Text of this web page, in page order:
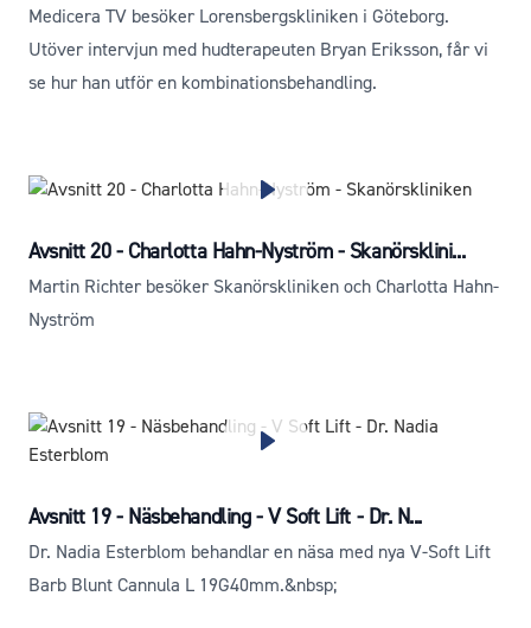
Medicera TV besöker Lorensbergskliniken i Göteborg.
Utöver intervjun med hudterapeuten Bryan Eriksson, får vi
se hur han utför en kombinationsbehandling.
Avsnitt 20 - Charlotta Hahn-Nyström - Skanörsklini...
Martin Richter besöker Skanörskliniken och Charlotta Hahn-
Nyström
Avsnitt 19 - Näsbehandling - V Soft Lift - Dr. N...
Dr. Nadia Esterblom behandlar en näsa med nya V-Soft Lift
Barb Blunt Cannula L 19G40mm.&nbsp;